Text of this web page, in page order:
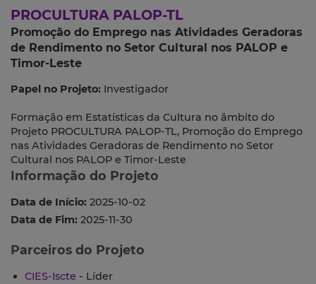
PROCULTURA PALOP-TL
Promoção do Emprego nas Atividades Geradoras
de Rendimento no Setor Cultural nos PALOP e
Timor-Leste
Papel no Projeto: Investigador
Formação em Estatísticas da Cultura no âmbito do
Projeto PROCULTURA PALOP-TL, Promoção do Emprego
nas Atividades Geradoras de Rendimento no Setor
Cultural nos PALOP e Timor-Leste
Informação do Projeto
Data de Início: 2025-10-02
Data de Fim: 2025-11-30
Parceiros do Projeto
CIES-Iscte - Líder